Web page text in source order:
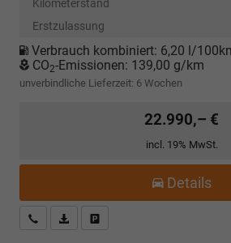
Kilometerstand
Erstzulassung
Verbrauch kombiniert: 6,20 l/
CO2-Emissionen: 139,00 g/km
unverbindliche Lieferzeit: 6 Wochen
22.990,– €
incl. 19% MwSt.
Details
Kostenloser Rückruf-Service
PDF-Datei, Fahrzeugexposé drucken